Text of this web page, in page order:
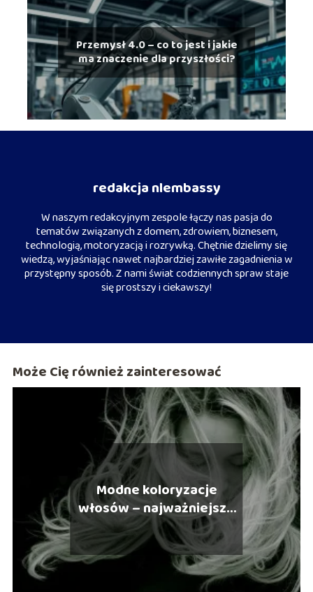
Przemysł 4.0 – co to jest i jakie
ma znaczenie dla przyszłości?
redakcja nlembassy
W naszym redakcyjnym zespole łączy nas pasja do
tematów związanych z domem, zdrowiem, biznesem,
technologią, motoryzacją i rozrywką. Chętnie dzielimy się
wiedzą, wyjaśniając nawet najbardziej zawiłe zagadnienia w
przystępny sposób. Z nami świat codziennych spraw staje
się prostszy i ciekawszy!
Może Cię również zainteresować
Modne koloryzacje
włosów – najważniejsze
trendy roku 2021